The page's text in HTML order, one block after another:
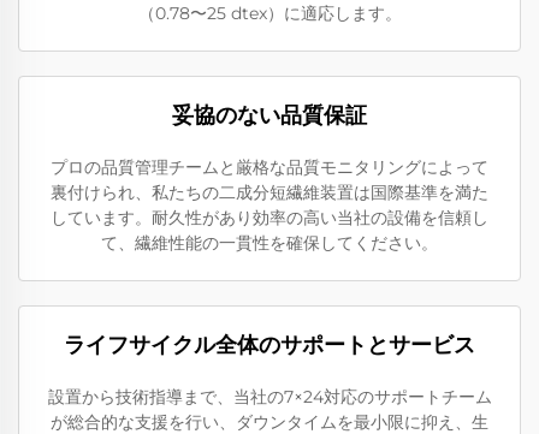
（0.78〜25 dtex）に適応します。
妥協のない品質保証
プロの品質管理チームと厳格な品質モニタリングによって
裏付けられ、私たちの二成分短繊維装置は国際基準を満た
しています。耐久性があり効率の高い当社の設備を信頼し
て、繊維性能の一貫性を確保してください。
ライフサイクル全体のサポートとサービス
設置から技術指導まで、当社の7×24対応のサポートチーム
が総合的な支援を行い、ダウンタイムを最小限に抑え、生